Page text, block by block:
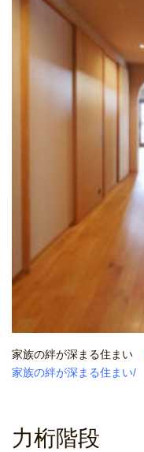
家族の絆が深まる住まい
家族の絆が深まる住まい/
力桁階段